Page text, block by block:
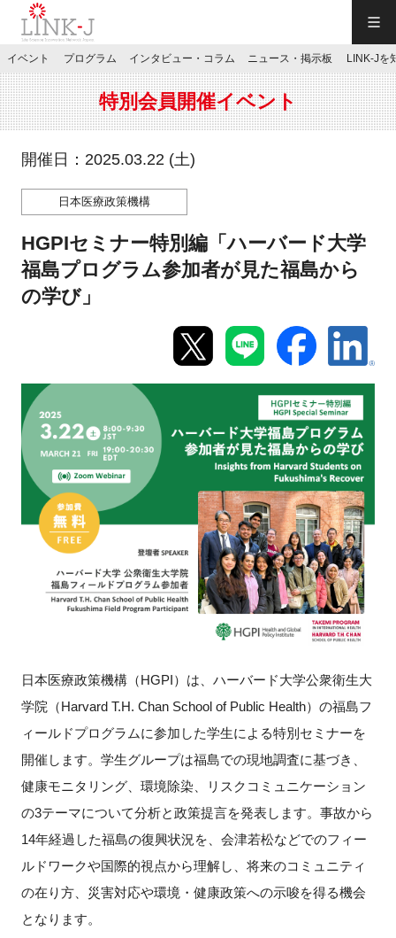
JP／EN
特別会員専用メニュー
施設ご予約
新規登録
イベント
プログラム
インタビュー・コラム
特別会員
施設・アクセス
FAQ
イベントお知らせメール登録
イベント プログラム インタビュー・コラム ニュース・掲示板 LINK-Jを
特別会員開催イベント
開催日：2025.03.22 (土)
日本医療政策機構
HGPIセミナー特別編「ハーバード大学
福島プログラム参加者が見た福島から
の学び」
日本医療政策機構（HGPI）は、ハーバード大学公衆衛生大
学院（Harvard T.H. Chan School of Public Health）の福島フ
ィールドプログラムに参加した学生による特別セミナーを
開催します。学生グループは福島での現地調査に基づき、
健康モニタリング、環境除染、リスクコミュニケーション
の3テーマについて分析と政策提言を発表します。事故から
14年経過した福島の復興状況を、会津若松などでのフィー
ルドワークや国際的視点から理解し、将来のコミュニティ
の在り方、災害対応や環境・健康政策への示唆を得る機会
となります。